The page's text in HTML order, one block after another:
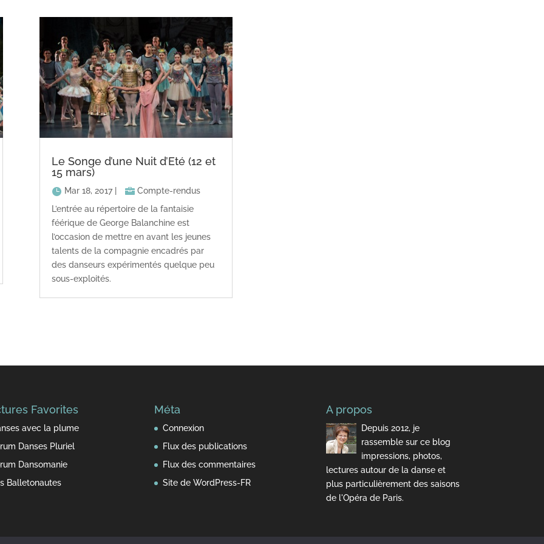
Le Songe d’une Nuit d’Eté (12 et
15 mars)
Mar 18, 2017|
Compte-rendus
L’entrée au répertoire de la fantaisie
féérique de George Balanchine est
l’occasion de mettre en avant les jeunes
talents de la compagnie encadrés par
des danseurs expérimentés quelque peu
sous-exploités.
Favorites
avec la plume
Danses Pluriel
Dansomanie
Balletonautes
Méta
Connexion
Flux des publications
Flux des commentaires
Site de WordPress-FR
A propos
Depuis 2012, je
rassemble sur ce blog
impressions, photos,
lectures autour de la danse et
plus particulièrement des saisons
de l'Opéra de Paris.